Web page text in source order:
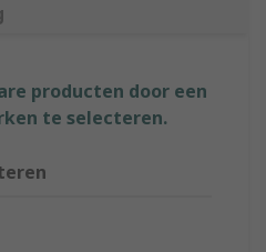
producten door een
te selecteren.